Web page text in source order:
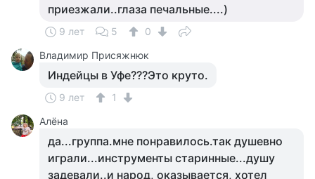
приезжали..глаза печальные....)
9 лет 5
0
Владимир Присяжнюк
Индейцы в Уфе???Это круто.
9 лет
1
Алёна
да...группа.мне понравилось.так душевно
играли...инструменты старинные...душу
задевали..и народ, оказывается, хотел